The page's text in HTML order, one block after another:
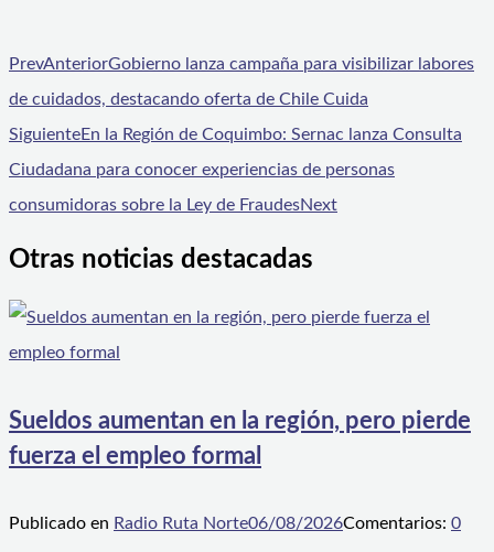
PrevAnteriorGobierno lanza campaña para visibilizar labores
de cuidados, destacando oferta de Chile Cuida
SiguienteEn la Región de Coquimbo: Sernac lanza Consulta
Ciudadana para conocer experiencias de personas
consumidoras sobre la Ley de FraudesNext
Otras noticias destacadas
Sueldos aumentan en la región, pero pierde
fuerza el empleo formal
Publicado en Radio Ruta Norte06/08/2026Comentarios: 0